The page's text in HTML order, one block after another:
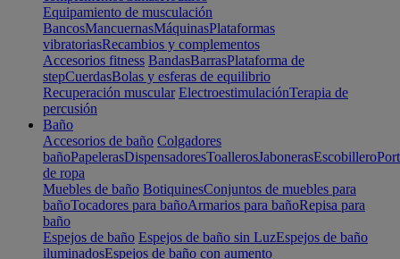
Equipamiento de musculación
BancosMancuernasMáquinasPlataformas
vibratoriasRecambios y complementos
Accesorios fitness BandasBarrasPlataforma de
stepCuerdasBolas y esferas de equilibrio
Recuperación muscular ElectroestimulaciónTerapia de
percusión
Baño
Accesorios de baño Colgadores
bañoPapelerasDispensadoresToallerosJabonerasEscobillero
de ropa
Muebles de baño BotiquinesConjuntos de muebles para
bañoTocadores para bañoArmarios para bañoRepisa para
baño
Espejos de baño Espejos de baño sin LuzEspejos de baño
iluminadosEspejos de baño con aumento